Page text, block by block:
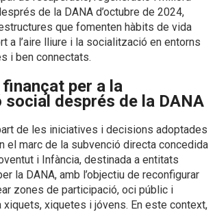
de la DANA d’octubre de 2024,
que fomenten hàbits de vida
a l’aire lliure i la socialització en entorns
i ben connectats.
per a la
social després de la DANA
de les iniciatives i decisions adoptades
el marc de la subvenció directa concedida
i Infància, destinada a entitats
la DANA, amb l’objectiu de reconfigurar
zones de participació, oci públic i
xiquetes i jóvens. En este context,